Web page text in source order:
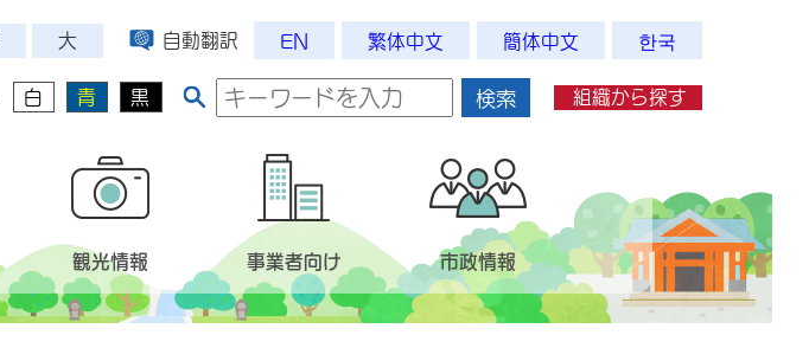
大 自動翻訳 EN 繁体中文 簡体中文 한국
白 青 黒 検索 組織から探す
観光情報 事業者向け 市政情報